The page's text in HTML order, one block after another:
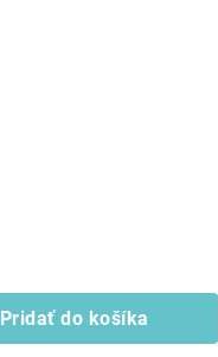
Pridať do košíka